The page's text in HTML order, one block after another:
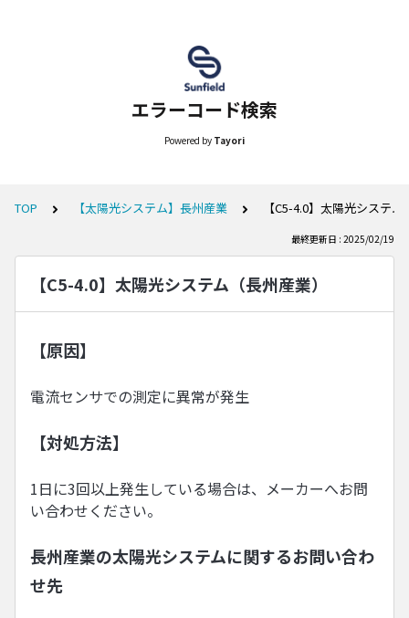
エラーコード検索
Powered by Tayori
TOP 【太陽光システム】長州産業 【C5-4.0】太陽光システ
最終更新日 : 2025/02/19
【C5-4.0】太陽光システム（長州産業）
【原因】
電流センサでの測定に異常が発生
【対処方法】
1日に3回以上発生している場合は、メーカーへお問
い合わせください。
長州産業の太陽光システムに関するお問い合わ
せ先